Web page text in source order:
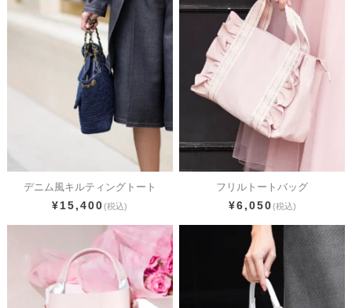
デニム風キルティングトート
¥15,400(税込)
フリルトートバッグ
¥6,050(税込)